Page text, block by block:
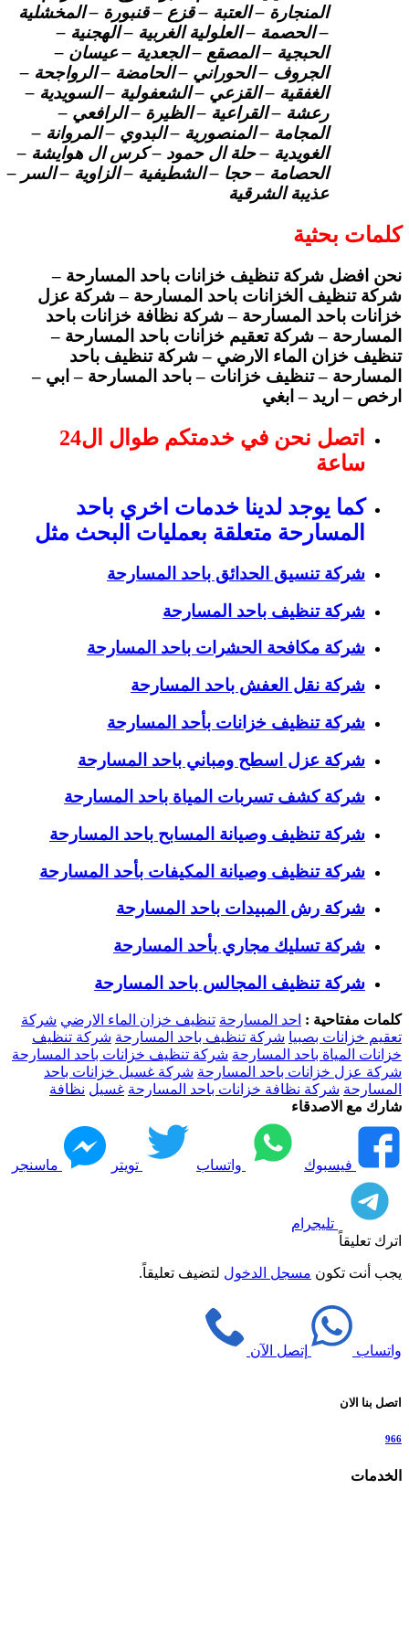
المنجارة – العتبة – قزع – قنبورة – المخشلية
– الحصمة – العلولية الغربية – الهجنية –
الحبجية – المصقع – الجعدية – عيسان –
الجروف – الحوراني – الحامضة – الرواجحة –
الغفقية – القزعي – الشعفولية – السويدية –
رعشة – القراعية – الظيرة – الرافعي –
المجامة – المنصورية – البدوي – المروانة –
الغويدية – حلة ال حمود – كرس ال هوايشة –
الحصامة – حجا – الشطيفية – الزاوية – السر –
عذيبة الشرقية
كلمات بحثية
نحن افضل شركة تنظيف خزانات باحد المسارحة –
شركة تنظيف الخزانات باحد المسارحة – شركة عزل
خزانات باحد المسارحة – شركة نظافة خزانات باحد
المسارحة – شركة تعقيم خزانات باحد المسارحة –
تنظيف خزان الماء الارضي – شركة تنظيف باحد
المسارحة – تنظيف خزانات – باحد المسارحة – ابي –
ارخص – اريد – ابغي
اتصل نحن في خدمتكم طوال ال24
ساعة
كما يوجد لدينا خدمات اخري باحد
المسارحة متعلقة بعمليات البحث مثل
شركة تنسيق الحدائق باحد المسارحة
شركة تنظيف باحد المسارحة
شركة مكافحة الحشرات باحد المسارحة
شركة نقل العفش باحد المسارحة
شركة تنظيف خزانات بأحد المسارحة
شركة عزل اسطح ومباني باحد المسارحة
شركة كشف تسربات المياة باحد المسارحة
شركة تنظيف وصيانة المسابح باحد المسارحة
شركة تنظيف وصيانة المكيفات بأحد المسارحة
شركة رش المبيدات باحد المسارحة
شركة تسليك مجاري بأحد المسارحة
شركة تنظيف المجالس باحد المسارحة
كلمات مفتاحية : احد المسارحة تنظيف خزان الماء الارضي شركة
تعقيم خزانات بصبيا شركة تنظيف باحد المسارحة شركة تنظيف
خزانات المياة باحد المسارحة شركة تنظيف خزانات باحد المسارحة
شركة عزل خزانات باحد المسارحة شركة غسيل خزانات باحد
المسارحة شركة نظافة خزانات باحد المسارحة غسيل نظافة
شارك مع الاصدقاء
فيسبوك واتساب تويتر ماسنجر
تليجرام
اترك تعليقاً
يجب أنت تكون مسجل الدخول لتضيف تعليقاً.
واتساب إتصل الآن
اتصل بنا الان
966
الخدمات